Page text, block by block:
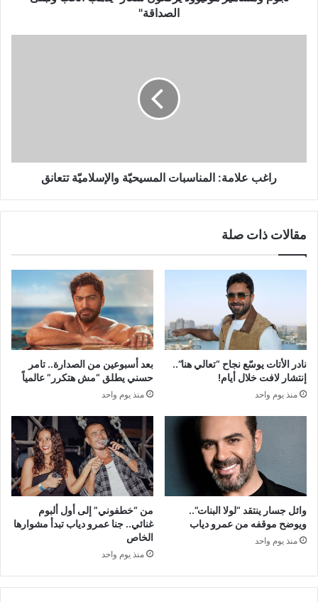
الصداقة"
راغب علامة: المناسبات المسيحيّة والإسلاميّة تتعانق
مقالات ذات صلة
نادر الأتات يوسّع نجاح “تعالي هنا”..
إنتشار لافت خلال أيام!
منذ يوم واحد
بعد أسبوعين من الصدارة.. تامر
حسني يطلق “مش هتكرر” عالمياً
منذ يوم واحد
وائل جسار ينتقد “لولا البنات”..
ويوضح موقفه من عمرو دياب
منذ يوم واحد
من “خطفوني” إلى أول ألبوم
غنائي.. جنا عمرو دياب تبدأ مشوارها
الخاص
منذ يوم واحد